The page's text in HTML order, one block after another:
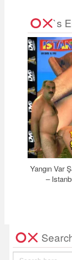
`s
Yangın Var
–
Search